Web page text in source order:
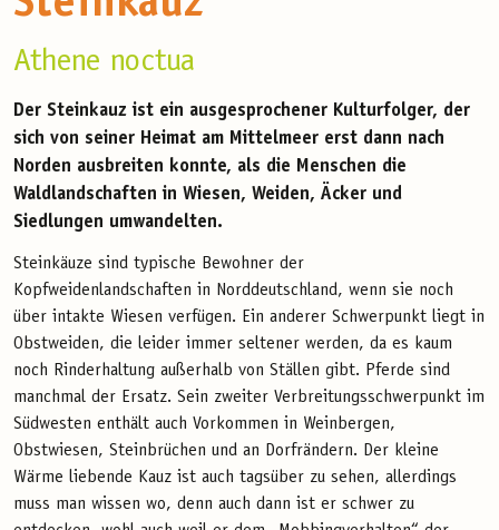
Athene noctua
Der Steinkauz ist ein ausgesprochener Kulturfolger, der
sich von seiner Heimat am Mittelmeer erst dann nach
Norden ausbreiten konnte, als die Menschen die
Waldlandschaften in Wiesen, Weiden, Äcker und
Siedlungen umwandelten.
Steinkäuze sind typische Bewohner der
Kopfweidenlandschaften in Norddeutschland, wenn sie noch
über intakte Wiesen verfügen. Ein anderer Schwerpunkt liegt in
Obstweiden, die leider immer seltener werden, da es kaum
noch Rinderhaltung außerhalb von Ställen gibt. Pferde sind
manchmal der Ersatz. Sein zweiter Verbreitungsschwerpunkt im
Südwesten enthält auch Vorkommen in Weinbergen,
Obstwiesen, Steinbrüchen und an Dorfrändern. Der kleine
Wärme liebende Kauz ist auch tagsüber zu sehen, allerdings
muss man wissen wo, denn auch dann ist er schwer zu